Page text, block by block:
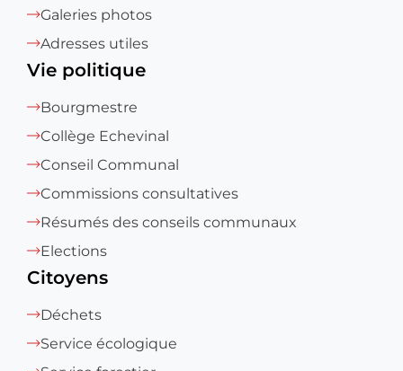
Galeries photos
Adresses utiles
Vie politique
Bourgmestre
Collège Echevinal
Conseil Communal
Commissions consultatives
Résumés des conseils communaux
Elections
Citoyens
Déchets
Service écologique